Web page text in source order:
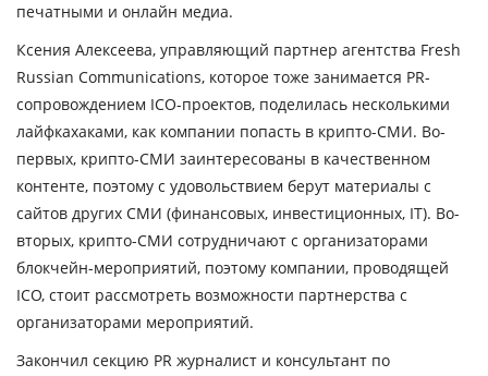
печатными и онлайн медиа.
Ксения Алексеева, управляющий партнер агентства Fresh
Russian Communications, которое тоже занимается PR-
сопровождением ICO-проектов, поделилась несколькими
лайфкахаками, как компании попасть в крипто-СМИ. Во-
первых, крипто-СМИ заинтересованы в качественном
контенте, поэтому с удовольствием берут материалы с
сайтов других СМИ (финансовых, инвестиционных, IT). Во-
вторых, крипто-СМИ сотрудничают с организаторами
блокчейн-мероприятий, поэтому компании, проводящей
ICO, стоит рассмотреть возможности партнерства с
организаторами мероприятий.
Закончил секцию PR журналист и консультант по